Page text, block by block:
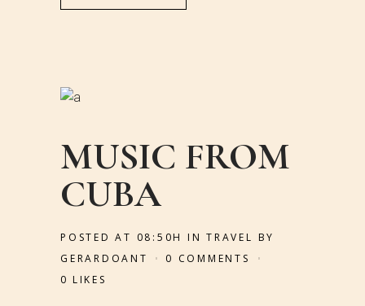
MUSIC FROM
CUBA
POSTED AT 08:50H INTRAVEL BY
GERARDOANT
0 COMMENTS
0 LIKES